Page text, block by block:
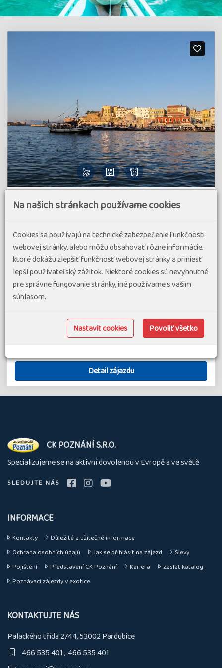
Pohodový týden - Soutěsky a moře Kréty
Kréta je největší z řeckých ostrovů. Je oblíbený pro své
přírodní krásy, rozmanitou krajinu, kde turisté mohou
obdivovat hluboce zaříznuté a divoké soutěsky, vysoké
horské masívy, náhorní plošiny i nádherné památky,
spojené zejména s jednou…
#Zájazdy v malých skupinách
30.05.27 od1 851 €
Detail zájazdu
O
nás
CK POZNÁNÍ S.R.O.
Specializujeme se na aktivní dovolenou v Evropě a ve světě
SLEDUJTE NÁS
INFORMACE
Kontakty
Důležité a užitečné informace
Ochrana osobních údajů
Jak se přihlásit na zájezd
Slevy
Pojištění
Představení CK Poznání Kariera
Zaslat katalog
Poznávací zájezdy v exotice
KONTAKTUJTE NÁS
Palackého třída 2744, 53002 Pardubice
466 535 401 466 535 401
Na našich stránkach používame cookies
Cookies sa používajú na technické zabezpečenie funkčnosti
webovej stránky, alebo môžu obsahovať rôzne informácie,
ktoré dokážu zlepšiť funkčnosť webovej stránky a priniesť
lepší používateľský zážitok. Niektoré cookies sú nevyhnutné
pre správne fungovanie stránky, iné používame s vašim
súhlasom.
Nastavit cookies Povoliť všetko